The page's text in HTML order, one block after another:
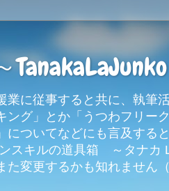
に従事すると共に、執筆
グ」とか「うつわフリー
についてなどにも言及する
スキルの道具箱 ～タナカ
変更するかも知れません（